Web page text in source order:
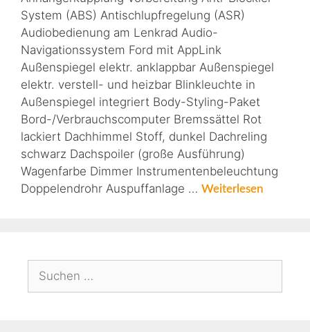
System (ABS) Antischlupfregelung (ASR)
Audiobedienung am Lenkrad Audio-
Navigationssystem Ford mit AppLink
Außenspiegel elektr. anklappbar Außenspiegel
elektr. verstell- und heizbar Blinkleuchte in
Außenspiegel integriert Body-Styling-Paket
Bord-/Verbrauchscomputer Bremssättel Rot
lackiert Dachhimmel Stoff, dunkel Dachreling
schwarz Dachspoiler (große Ausführung)
Wagenfarbe Dimmer Instrumentenbeleuchtung
Doppelendrohr Auspuffanlage … Weiterlesen